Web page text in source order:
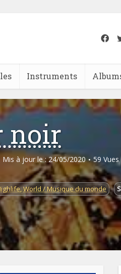
Instruments
noir
Mis à jour le : 24/05/2020 59 Vues
,World / Musique du monde